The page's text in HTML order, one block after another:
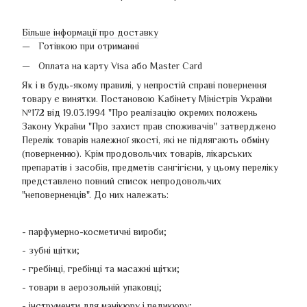
Більше інформації про доставку
Готівкою при отриманні
Оплата на карту Visa або Master Card
Як і в будь-якому правилі, у непростій справі повернення
товару є винятки. Постановою Кабінету Міністрів України
№172 від 19.03.1994 "Про реалізацію окремих положень
Закону України "Про захист прав споживачів" затверджено
Перелік товарів належної якості, які не підлягають обміну
(поверненню). Крім продовольчих товарів, лікарських
препаратів і засобів, предметів сангігієни, у цьому переліку
представлено повний список непродовольчих
"неповерненців". До них належать:
- парфумерно-косметичні вироби;
- зубні щітки;
- гребінці, гребінці та масажні щітки;
- товари в аерозольній упаковці;